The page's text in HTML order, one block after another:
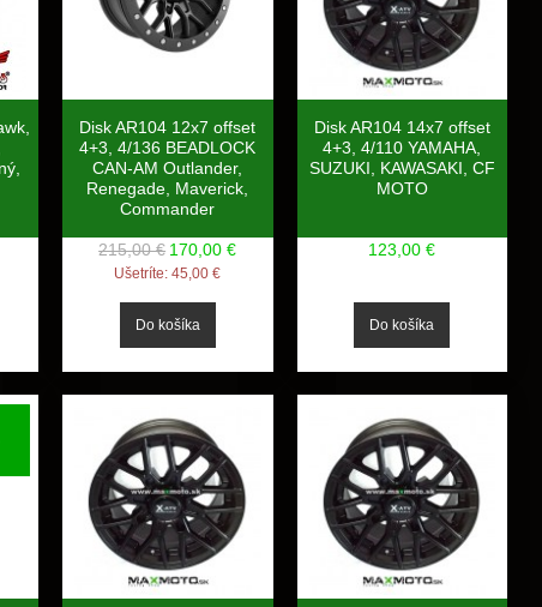
Disk AR104 12x7 offset
4+3, 4/136 BEADLOCK
CAN-AM Outlander,
Renegade, Maverick,
Commander
215,00 € 170,00 €
Ušetríte:45,00 €
Disk AR104 14x7 offset
4+3, 4/110 YAMAHA,
SUZUKI, KAWASAKI, CF
MOTO
123,00 €